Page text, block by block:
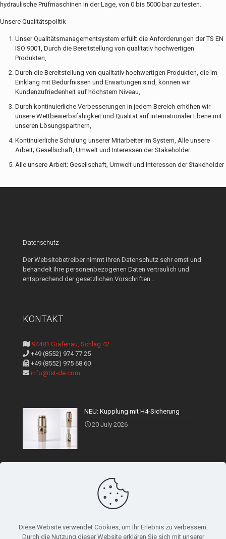
hydraulische Prüfmaschinen in der Lage, von 0 bis 5000 bar zu testen.
Unsere Qualitätspolitik
Unser Qualitätsmanagementsystem erfüllt die Anforderungen der TS EN
ISO 9001, Durch die Bereitstellung von qualitativ hochwertigen
Produkten,
Durch die Bereitstellung von qualitativ hochwertigen Produkten, die im
Einklang mit Bedürfnissen und Erwartungen sind, können wir
Kundenzufriedenheit auf höchstem Niveau,
Durch kontinuierliche Verbesserungen in jedem Bereich erhöhen wir
unsere Wettbewerbsfähigkeit und Qualität auf internationaler Ebene mit
unseren Lösungspartnern,
Kontinuierliche Schulung unserer Mitarbeiter im System, Alle unsere
Arbeit; Gesellschaft, Umwelt und Interessen der Stakeholder.
Alle unsere Arbeit; Gesellschaft, Umwelt und Interessen der Stakeholder
Datenschutz
Der Websitebetreiber nimmt Ihren Datenschutz sehr ernst und
behandelt Ihre personenbezogenen Daten vertraulich und
entsprechend der gesetzlichen Vorschriften...
KONTAKT
94481 Grafenau, Schlag 42
+49 (8552) 974 77 25
+49 (8552) 975 68 60
info@tst-de.com
NEU: Kupplung mit H4-Sicherung
20 July 2026
Diese Website verwendet Cookies, um Ihr Erlebnis zu verbessern.
Durch die Nutzung dieser Website erklären Sie sich mit unserer